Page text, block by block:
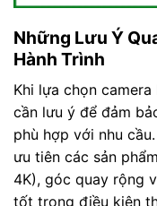
Những Lưu Ý
Hành Trình
Khi lựa chọn
cần lưu ý để đảm
phù hợp với nhu
ưu tiên các sản
4K), góc quay rộng
tốt trong điều kiện